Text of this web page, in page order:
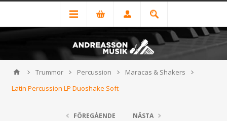
Trummor Percussion
Maracas & Shakers
Latin Percussion LP Duoshake Soft
FÖREGÅENDE NÄSTA